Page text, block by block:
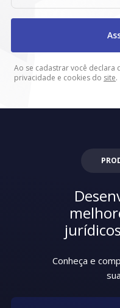
Ao se cadastrar você declara
privacidade e cookies do site.
Conheça e